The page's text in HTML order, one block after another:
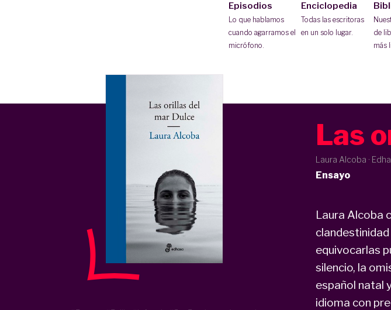
Episodios
Lo que hablamos
cuando agarramos el
micrófono.
Enciclopedia
Todas las escritoras
en un solo lugar.
de
más
Las
Laura Alcoba ·
Ensayo
Laura Alcoba
equivocarlas
silencio, la
español natal
idioma con